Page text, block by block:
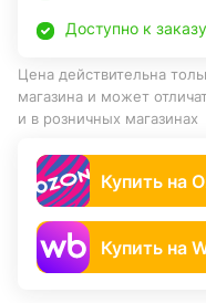
Доступно к заказу
Цена действительна
магазина и может
и в розничных магазинах
Купить на
Купить на